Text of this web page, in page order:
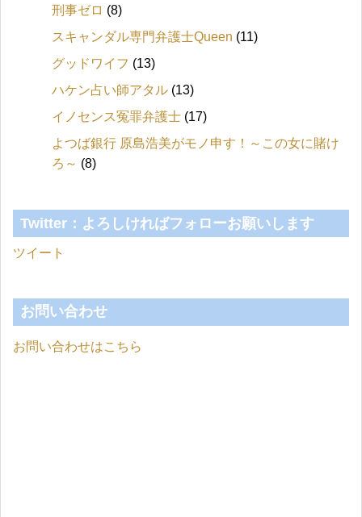
刑事ゼロ (8)
スキャンダル専門弁護士Queen (11)
グッドワイフ (13)
ハケン占い師アタル (13)
イノセンス冤罪弁護士 (17)
よつば銀行 原島浩美がモノ申す！～この女に賭け
ろ～ (8)
Twitter：よろしければフォローお願いします
ツイート
お問い合わせ
お問い合わせはこちら